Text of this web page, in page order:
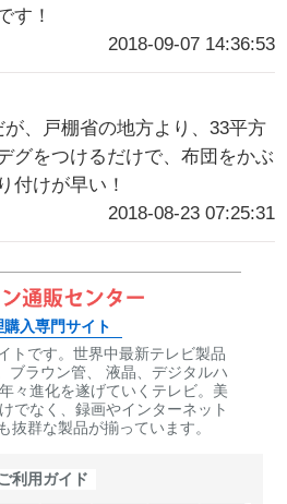
す！
2018-09-07 14:36:53
、戸棚省の地方より、33平方
グをつけるだけで、布団をかぶ
付けが早い！
2018-08-23 07:25:31
購入専門サイト
トです。世界中最新テレビ製品
ブラウン管、 液晶、デジタルハ
々進化を遂げていくテレビ。美
でなく、録画やインターネット
抜群な製品が揃っています。
利用ガイド